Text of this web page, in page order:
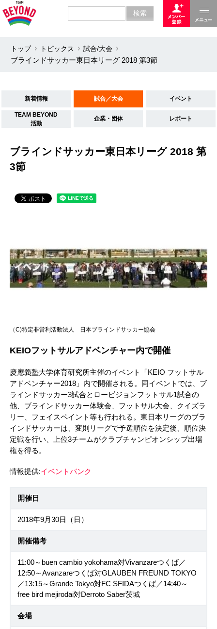
トップ トピックス
試合/大会
ブラインドサッカー東日本リーグ 2018 第3節
新着情報 試合／大会 イベント
TEAM BEYOND
活動
企業・団体 レポート
ブラインドサッカー東日本リーグ 2018 第
3節
（C)特定非営利活動法人 日本ブラインドサッカー協会
KEIOフットサルアドベンチャー内で開催
慶應義塾大学体育研究所主催のイベント「KEIO フットサル
アドベンチャー2018」内で開催される。同イベントでは、ブ
ラインドサッカー3試合とロービジョンフットサル1試合の
他、ブラインドサッカー体験会、フットサル大会、クイズラ
リー、フェイスペイント等も行われる。東日本リーグのブラ
インドサッカーは、変則リーグで予選順位を決定後、順位決
定戦を行い、上位3チームがクラブチャンピオンシップ出場
権を得る。
情報提供:イベントバンク
開催日
2018年9月30日（日）
開催備考
11:00～buen cambio yokohama対Vivanzareつくば／
12:50～Avanzareつくば対GLAUBEN FREUND TOKYO
／13:15～Grande Tokyo対FC SFIDAつくば／14:40～
free bird mejirodai対Derroto Saber茨城
会場